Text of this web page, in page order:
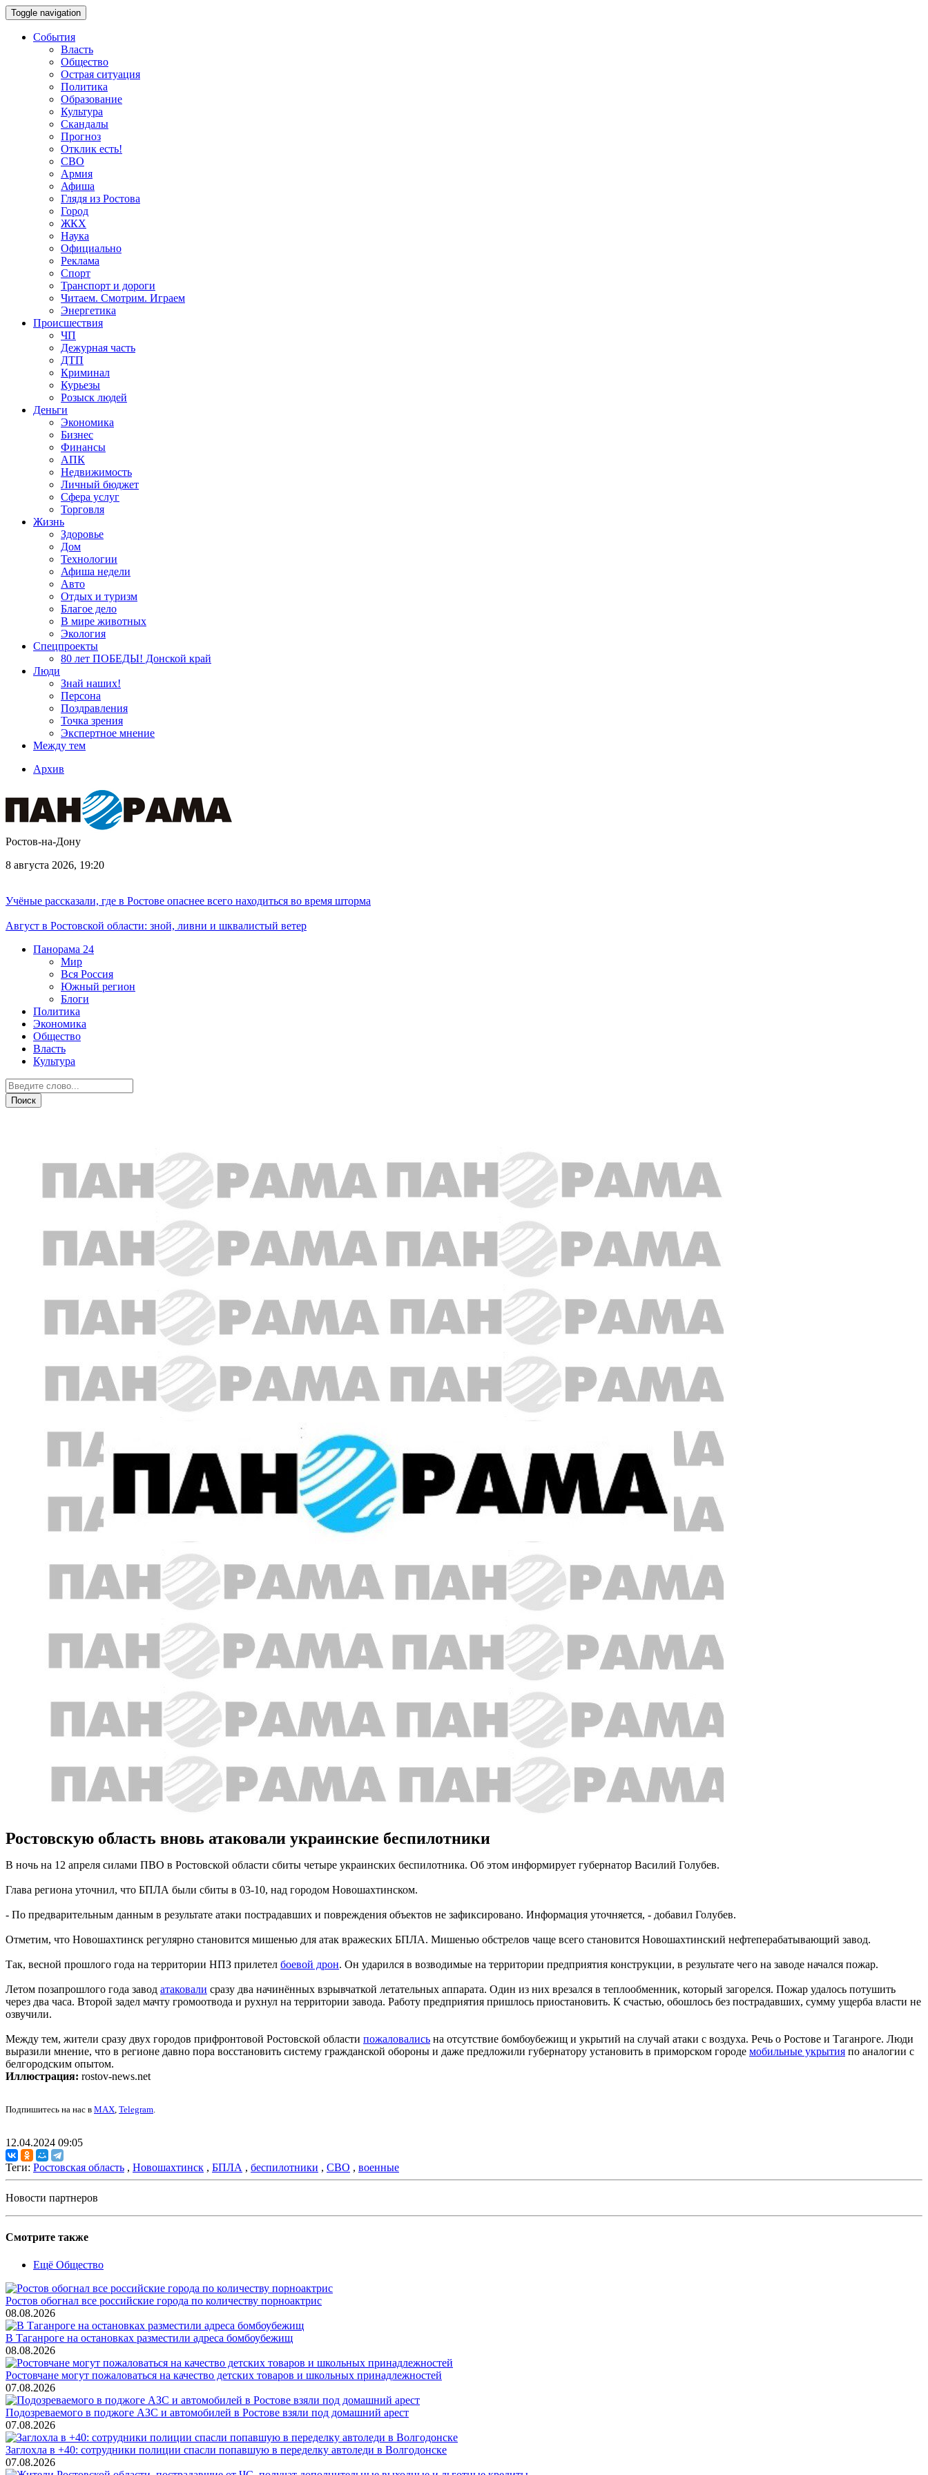
Toggle navigation
События
Власть
Общество
Острая ситуация
Политика
Образование
Культура
Скандалы
Прогноз
Отклик есть!
СВО
Армия
Афиша
Глядя из Ростова
Город
ЖКХ
Наука
Официально
Реклама
Спорт
Транспорт и дороги
Читаем. Смотрим. Играем
Энергетика
Происшествия
ЧП
Дежурная часть
ДТП
Криминал
Курьезы
Розыск людей
Деньги
Экономика
Бизнес
Финансы
АПК
Недвижимость
Личный бюджет
Сфера услуг
Торговля
Жизнь
Здоровье
Дом
Технологии
Афиша недели
Авто
Отдых и туризм
Благое дело
В мире животных
Экология
Спецпроекты
80 лет ПОБЕДЫ! Донской край
Люди
Знай наших!
Персона
Поздравления
Точка зрения
Экспертное мнение
Между тем
Архив
Ростов-на-Дону
8 августа 2026, 19:20
Учёные рассказали, где в Ростове опаснее всего находиться во время шторма
Август в Ростовской области: зной, ливни и шквалистый ветер
Панорама 24
Мир
Вся Россия
Южный регион
Блоги
Политика
Экономика
Общество
Власть
Культура
Ростовскую область вновь атаковали украинские беспилотники
В ночь на 12 апреля силами ПВО в Ростовской области сбиты четыре украинских беспилотника. Об этом информирует губернатор Василий Голубев.
Глава региона уточнил, что БПЛА были сбиты в 03-10, над городом Новошахтинском.
- По предварительным данным в результате атаки пострадавших и повреждения объектов не зафиксировано. Информация уточняется, - добавил Голубев.
Отметим, что Новошахтинск регулярно становится мишенью для атак вражеских БПЛА. Мишенью обстрелов чаще всего становится Новошахтинский нефтеперабатывающий завод.
Так, весной прошлого года на территории НПЗ прилетел боевой дрон. Он ударился в возводимые на территории предприятия конструкции, в результате чего на заводе начался пожар.
Летом позапрошлого года завод атаковали сразу два начинённых взрывчаткой летательных аппарата. Один из них врезался в теплообменник, который загорелся. Пожар удалось потушить
через два часа. Второй задел мачту громоотвода и рухнул на территории завода. Работу предприятия пришлось приостановить. К счастью, обошлось без пострадавших, сумму ущерба власти не
озвучили.
Между тем, жители сразу двух городов прифронтовой Ростовской области пожаловались на отсутствие бомбоубежищ и укрытий на случай атаки с воздуха. Речь о Ростове и Таганроге. Люди
выразили мнение, что в регионе давно пора восстановить систему гражданской обороны и даже предложили губернатору установить в приморском городе мобильные укрытия по аналогии с
белгородским опытом.
Иллюстрация: rostov-news.net
Подпишитесь на нас в MAX, Telegram.
12.04.2024 09:05
Теги: Ростовская область , Новошахтинск , БПЛА , беспилотники , СВО , военные
Новости партнеров
Смотрите также
Ещё Общество
Ростов обогнал все российские города по количеству порноактрис
08.08.2026
В Таганроге на остановках разместили адреса бомбоубежищ
08.08.2026
Ростовчане могут пожаловаться на качество детских товаров и школьных принадлежностей
07.08.2026
Подозреваемого в поджоге АЗС и автомобилей в Ростове взяли под домашний арест
07.08.2026
Заглохла в +40: сотрудники полиции спасли попавшую в переделку автоледи в Волгодонске
07.08.2026